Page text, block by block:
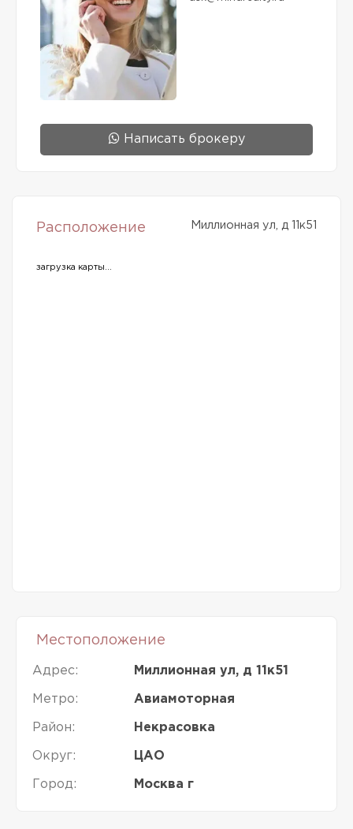
Написать брокеру
Расположение Миллионная ул, д 11к51
загрузка карты...
Местоположение
Адрес: Миллионная ул, д 11к51
Метро: Авиамоторная
Район: Некрасовка
Округ: ЦАО
Город: Москва г